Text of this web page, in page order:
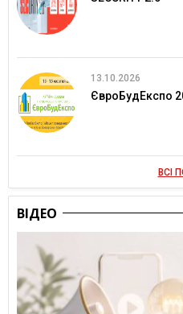
13.10.2026
ЄвроБудЕкспо
ВСІ
ВІДЕО